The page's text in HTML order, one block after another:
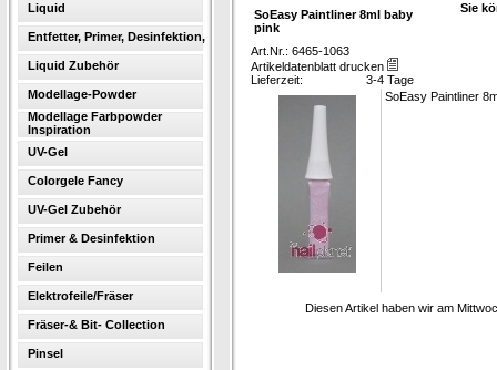
Liquid
Entfetter, Primer, Desinfektion,
Liquid Zubehör
Modellage-Powder
Modellage Farbpowder
Inspiration
UV-Gel
Colorgele Fancy
UV-Gel Zubehör
Primer & Desinfektion
Feilen
Elektrofeile/Fräser
Fräser-& Bit- Collection
Pinsel
SoEasy Paintliner 8ml baby
pink
Sie
Art.Nr.: 6465-1063
Artikeldatenblatt drucken
Lieferzeit:
3-4 Tage
SoEasy Paintliner
Diesen Artikel haben wir am